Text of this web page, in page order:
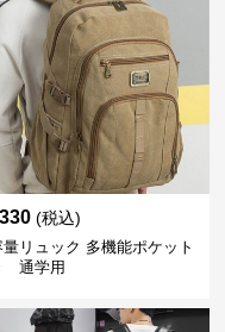
(税込)
量リュック 多機能ポケット
通学用